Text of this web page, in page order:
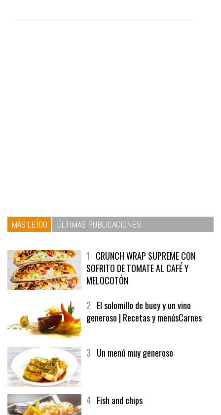
MÁS LEÍDO ÚLTIMAS PUBLICACIONES
1 CRUNCH WRAP SUPREME CON
SOFRITO DE TOMATE AL CAFÉ Y
MELOCOTÓN
2 El solomillo de buey y un vino
generoso | Recetas y menúsCarnes
3 Un menú muy generoso
4 Fish and chips